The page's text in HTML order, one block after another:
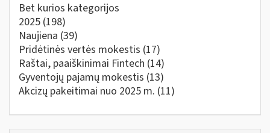
Bet kurios kategorijos
2025 (198)
Naujiena (39)
Pridėtinės vertės mokestis (17)
Raštai, paaiškinimai Fintech (14)
Gyventojų pajamų mokestis (13)
Akcizų pakeitimai nuo 2025 m. (11)